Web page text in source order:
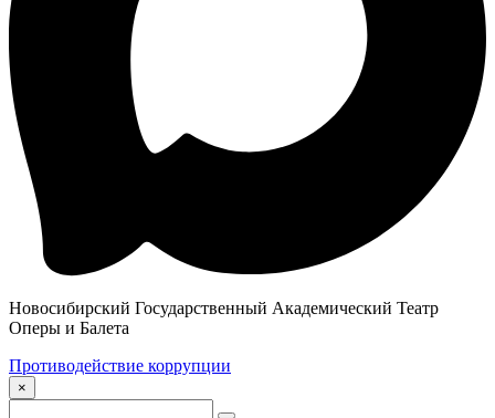
Новосибирский Государственный Академический Театр
Оперы и Балета
Противодействие коррупции
×